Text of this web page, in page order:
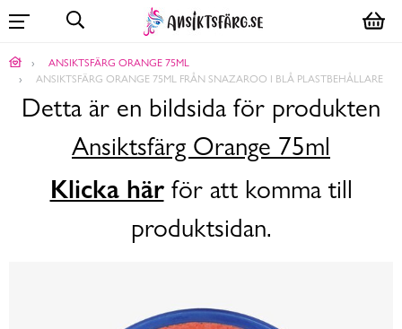
ANSIKTSFÄRG ORANGE 75ML
ANSIKTSFÄRG ORANGE 75ML FRÅN SNAZAROO I BLÅ PLASTBEHÅLLARE
Detta är en bildsida för produkten
Ansiktsfärg Orange 75ml
Klicka härför att komma till
produktsidan.